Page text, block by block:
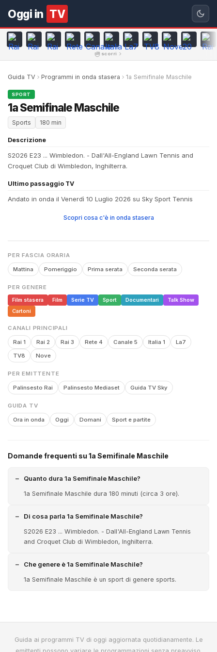
Oggi in TV
scorri
Guida TV Programmi in onda stasera 1a Semifinale Maschile
SPORT
1a Semifinale Maschile
Sports 180 min
Descrizione
S2026 E23 ... Wimbledon. - Dall'All-England Lawn Tennis and
Croquet Club di Wimbledon, Inghilterra.
Ultimo passaggio TV
Andato in onda il Venerdì 10 Luglio 2026 su Sky Sport Tennis
Scopri cosa c'è in onda stasera
PER FASCIA ORARIA
Mattina Pomeriggio Prima serata Seconda serata
PER GENERE
Film stasera
Film Serie TV Sport Documentari
Talk Show
Cartoni
CANALI PRINCIPALI
Rai 1 Rai 2 Rai 3 Rete 4 Canale 5 Italia 1
La7
TV8
Nove
PER EMITTENTE
Palinsesto Rai Palinsesto Mediaset Guida TV Sky
GUIDA TV
Ora in onda Oggi Domani Sport e partite
Domande frequenti su 1a Semifinale Maschile
Quanto dura 1a Semifinale Maschile?
1a Semifinale Maschile dura 180 minuti (circa 3 ore).
Di cosa parla 1a Semifinale Maschile?
S2026 E23 ... Wimbledon. - Dall'All-England Lawn Tennis
and Croquet Club di Wimbledon, Inghilterra.
Che genere è 1a Semifinale Maschile?
1a Semifinale Maschile è un sport di genere sports.
Guida ai programmi TV di oggi aggiornata quotidianamente. Le